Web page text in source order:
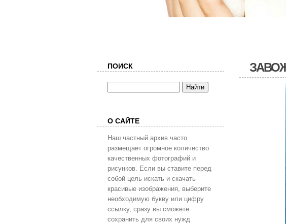
ПОИСК
О САЙТЕ
Наш частный архив часто
размещает огромное количество
качественных фотографий и
рисунков. Если вы ставите перед
собой цель искать и скачать
красивые изображения, выберите
необходимую букву или цифру
ссылку, сразу вы сможете
сохранить для своих нужд